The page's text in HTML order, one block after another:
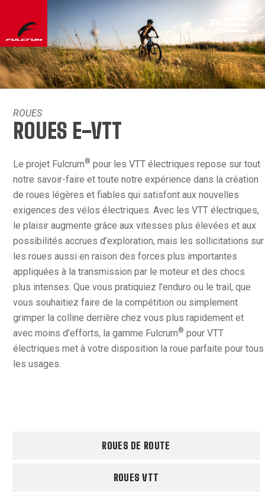
ROUES
ROUES E-VTT
Le projet Fulcrum® pour les VTT électriques repose sur tout
notre savoir-faire et toute notre expérience dans la création
de roues légères et fiables qui satisfont aux nouvelles
exigences des vélos électriques. Avec les VTT électriques,
le plaisir augmente grâce aux vitesses plus élevées et aux
possibilités accrues d’exploration, mais les sollicitations sur
les roues aussi en raison des forces plus importantes
appliquées à la transmission par le moteur et des chocs
plus intenses. Que vous pratiquiez l’enduro ou le trail, que
vous souhaitiez faire de la compétition ou simplement
grimper la colline derrière chez vous plus rapidement et
avec moins d’efforts, la gamme Fulcrum® pour VTT
électriques met à votre disposition la roue parfaite pour tous
les usages.
ROUES DE ROUTE
ROUES VTT